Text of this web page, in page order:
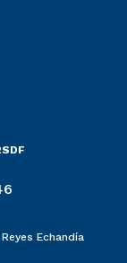
Echandía